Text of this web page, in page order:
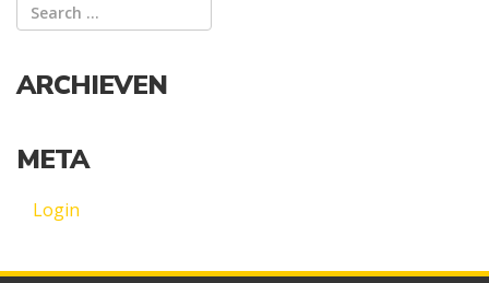
ARCHIEVEN
META
Login